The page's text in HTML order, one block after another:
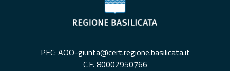
PEC: AOO-giunta@cert.regione.basilicata.it
C.F. 80002950766